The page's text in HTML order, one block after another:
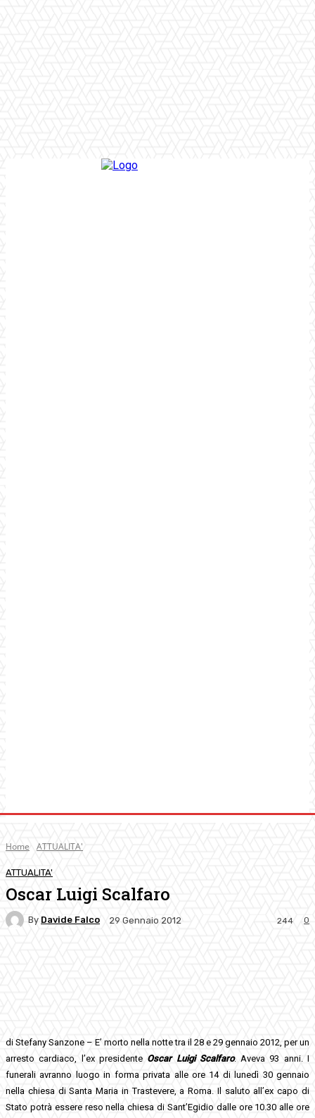
Home ATTUALITA'
ATTUALITA'
Oscar Luigi Scalfaro
By Davide Falco 29 Gennaio 2012 0
244
di Stefany Sanzone – E’ morto nella notte tra il 28 e 29 gennaio 2012, per un
arresto cardiaco, l’ex presidente Oscar Luigi Scalfaro. Aveva 93 anni. I
funerali avranno luogo in forma privata alle ore 14 di lunedì 30 gennaio
nella chiesa di Santa Maria in Trastevere, a Roma. Il saluto all’ex capo di
Stato potrà essere reso nella chiesa di Sant’Egidio dalle ore 10.30 alle ore